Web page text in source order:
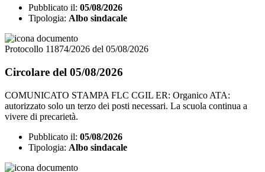
Pubblicato il: 05/08/2026
Tipologia: Albo sindacale
Protocollo 11874/2026 del 05/08/2026
Circolare del 05/08/2026
COMUNICATO STAMPA FLC CGIL ER: Organico ATA:
autorizzato solo un terzo dei posti necessari. La scuola continua a
vivere di precarietà.
Pubblicato il: 05/08/2026
Tipologia: Albo sindacale